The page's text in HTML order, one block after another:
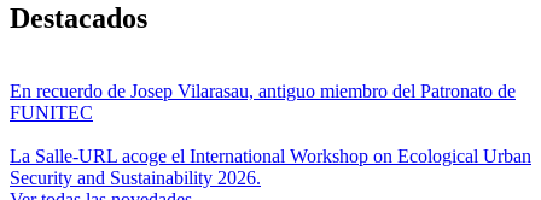
Destacados
En recuerdo de Josep Vilarasau, antiguo miembro del Patronato de
FUNITEC
La Salle-URL acoge el International Workshop on Ecological Urban
Security and Sustainability 2026.